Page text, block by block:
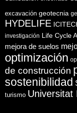
excavación geotecnia
HYDELIFE
investigación Life Cycle
mejora de suelos
optimización
de construcción
sostenibilidad
turismo Universitat